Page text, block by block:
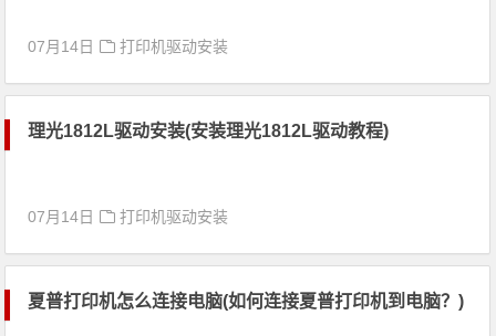
07月14日 打印机驱动安装
理光1812L驱动安装(安装理光1812L驱动教程)
07月14日 打印机驱动安装
夏普打印机怎么连接电脑(如何连接夏普打印机到电脑？)